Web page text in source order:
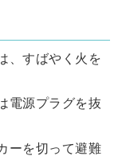
、すばやく火を
電源プラグを抜
ーを切って避難